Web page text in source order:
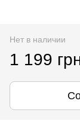
Нет в наличии
1 199